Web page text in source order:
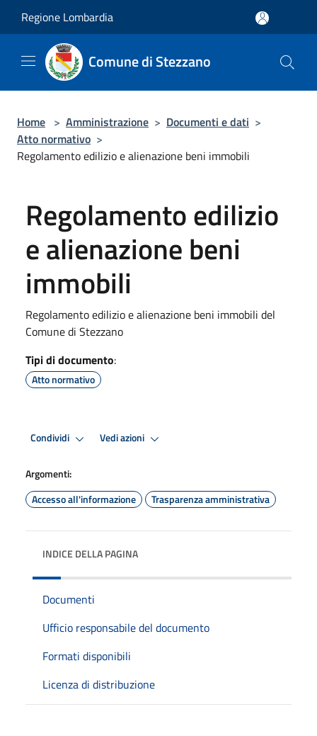
Regione Lombardia
Comune di Stezzano
Home > Amministrazione > Documenti e dati >
Atto normativo >
Regolamento edilizio e alienazione beni immobili
Regolamento edilizio
e alienazione beni
immobili
Regolamento edilizio e alienazione beni immobili del
Comune di Stezzano
Tipi di documento:
Atto normativo
Condividi Vedi azioni
Argomenti:
Accesso all'informazione
Trasparenza amministrativa
INDICE DELLA PAGINA
Documenti
Ufficio responsabile del documento
Formati disponibili
Licenza di distribuzione